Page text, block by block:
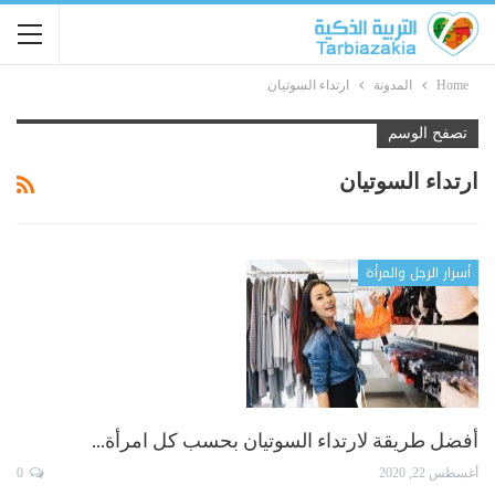
Home المدونة ارتداء السوتيان
تصفح الوسم
ارتداء السوتيان
أسرار الرجل والمرأة
أفضل طريقة لارتداء السوتيان بحسب كل امرأة…
أغسطس 22, 2020